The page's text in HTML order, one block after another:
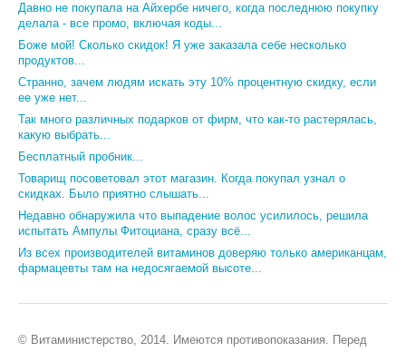
Давно не покупала на Айхербе ничего, когда последнюю покупку
делала - все промо, включая коды...
Боже мой! Сколько скидок! Я уже заказала себе несколько
продуктов...
Странно, зачем людям искать эту 10% процентную скидку, если
ее уже нет...
Так много различных подарков от фирм, что как-то растерялась,
какую выбрать...
Бесплатный пробник...
Товарищ посоветовал этот магазин. Когда покупал узнал о
скидках. Было приятно слышать...
Недавно обнаружила что выпадение волос усилилось, решила
испытать Ампулы Фитоциана, сразу всё...
Из всех производителей витаминов доверяю только американцам,
фармацевты там на недосягаемой высоте...
© Витаминистерство, 2014. Имеются противопоказания. Перед